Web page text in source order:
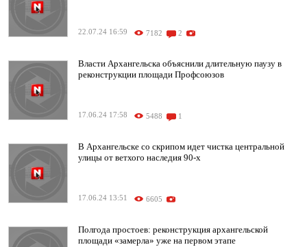
22.07.24 16:59 7182 2
Власти Архангельска объяснили длительную паузу в
реконструкции площади Профсоюзов
17.06.24 17:58 5488 1
В Архангельске со скрипом идет чистка центральной
улицы от ветхого наследия 90-х
17.06.24 13:51 6605
Полгода простоев: реконструкция архангельской
площади «замерла» уже на первом этапе